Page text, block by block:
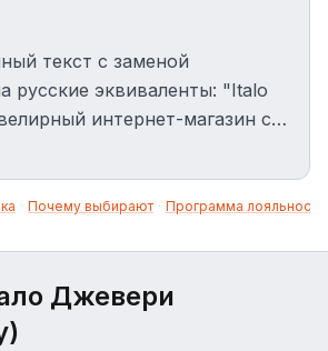
текст с заменой
русские эквиваленты: "Italo
интернет-магазин с
кольца, серьги,
действует
доставка по всему
· Почему выбирают · Программа лояльности
Джевери